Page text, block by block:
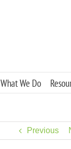
What We Do
Previous